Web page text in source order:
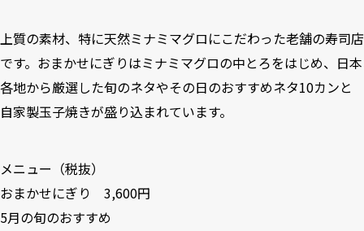
上質の素材、特に天然ミナミマグロにこだわった老舗の寿司店
です。おまかせにぎりはミナミマグロの中とろをはじめ、日本
各地から厳選した旬のネタやその日のおすすめネタ10カンと
自家製玉子焼きが盛り込まれています。
メニュー（税抜）
おまかせにぎり 3,600円
5月の旬のおすすめ